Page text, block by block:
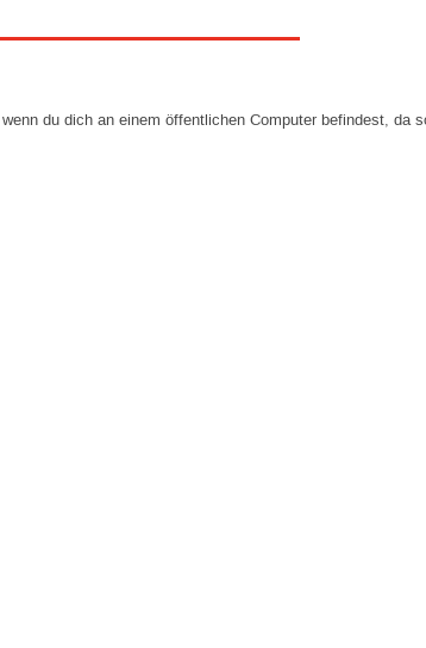
du dich an einem öffentlichen Computer befindest, da